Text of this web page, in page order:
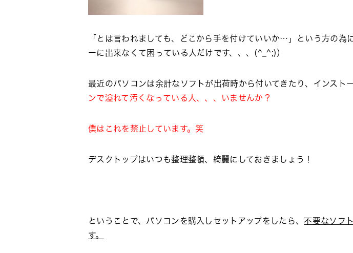
「とは言われましても、どこから手を付けていいか…」という方の
ーに出来なくて困っている人だけです、、、(^_^;)）
最近のパソコンは余計なソフトが出荷時から付いてきたり、インスト
ンで溢れて汚くなっている人、、、いませんか？
僕はこれを禁止しています。笑
デスクトップはいつも整理整頓、綺麗にしておきましょう！
ということで、パソコンを購入しセットアップをしたら、不要なソフ
す。